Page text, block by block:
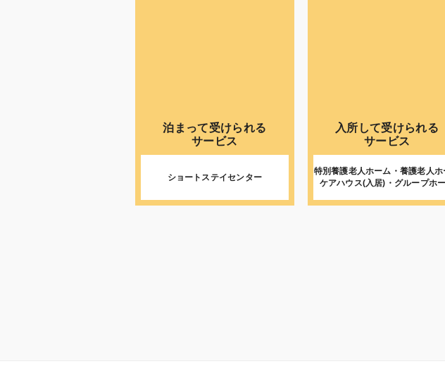
泊まって受けられる
サービス
ショートステイセンター
入所して受けられる
サービス
特別養護老人ホーム・養護老人ホ
ケアハウス(入居)・グループホ